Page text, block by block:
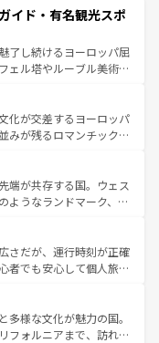
れない旅をしてみよう！
なフラメンコ、熱気あふ
が生活の一部となってい
雰囲気や、バルセロナの
は古代ローマ遺跡や中世
異なるスペインはその個
人を魅了する。 なお、新着のスペイン情報は コ
イド・有名観光スポ
了し続けるヨーロッパ屈
ェル塔やルーブル美術館
華麗な宮殿、歴史的な大
な自然が、訪れる者を心
美食の国としても知ら
ンス、プロヴァンスの
な楽しみ方が可能だ。さ
溢れており、どの街角に
全く異なる文化を体験で
ランス情報はコンテンツ一覧
化が交差するヨーロッパ
みが残るロマンチック街
飽きることがない。ベ
州のアルプスの絶景、そ
った風景は必見。ビール
なお、新着の
照してほしい。
端が共存する国。ウェス
ようなランドマーク、歴
た、優雅なアフタヌーン
い英国パブ、サッカー観
験も豊富。イギリスを旅
さだが、運行時刻が正確
者でも安心して個人旅行
ならではのユニークな
でなく町歩きも満喫する
ため物価も高いが、旅行
多様な文化が魅力の国。
フォルニアまで、訪れる